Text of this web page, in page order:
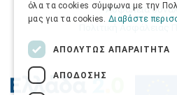
Ασφάλεια
Πολιτική
όλα τα cookies σύμφωνα με την
μας για τα cookies. Διαβάστε
ΑΠΟΛΎΤΩΣ ΑΠΑΡΑΊΤΗΤΑ
ΑΠΌΔΟΣΗΣ